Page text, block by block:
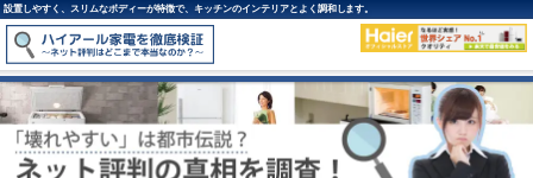
設置しやすく、スリムなボディーが特徴で、キッチンのインテリアとよく調和します。